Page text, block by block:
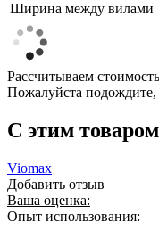
Ширина между вилами
Рассчитываем
Пожалуйста подождите,
C этим
Viomax
Добавить отзыв
Ваша оценка:
Опыт использования: